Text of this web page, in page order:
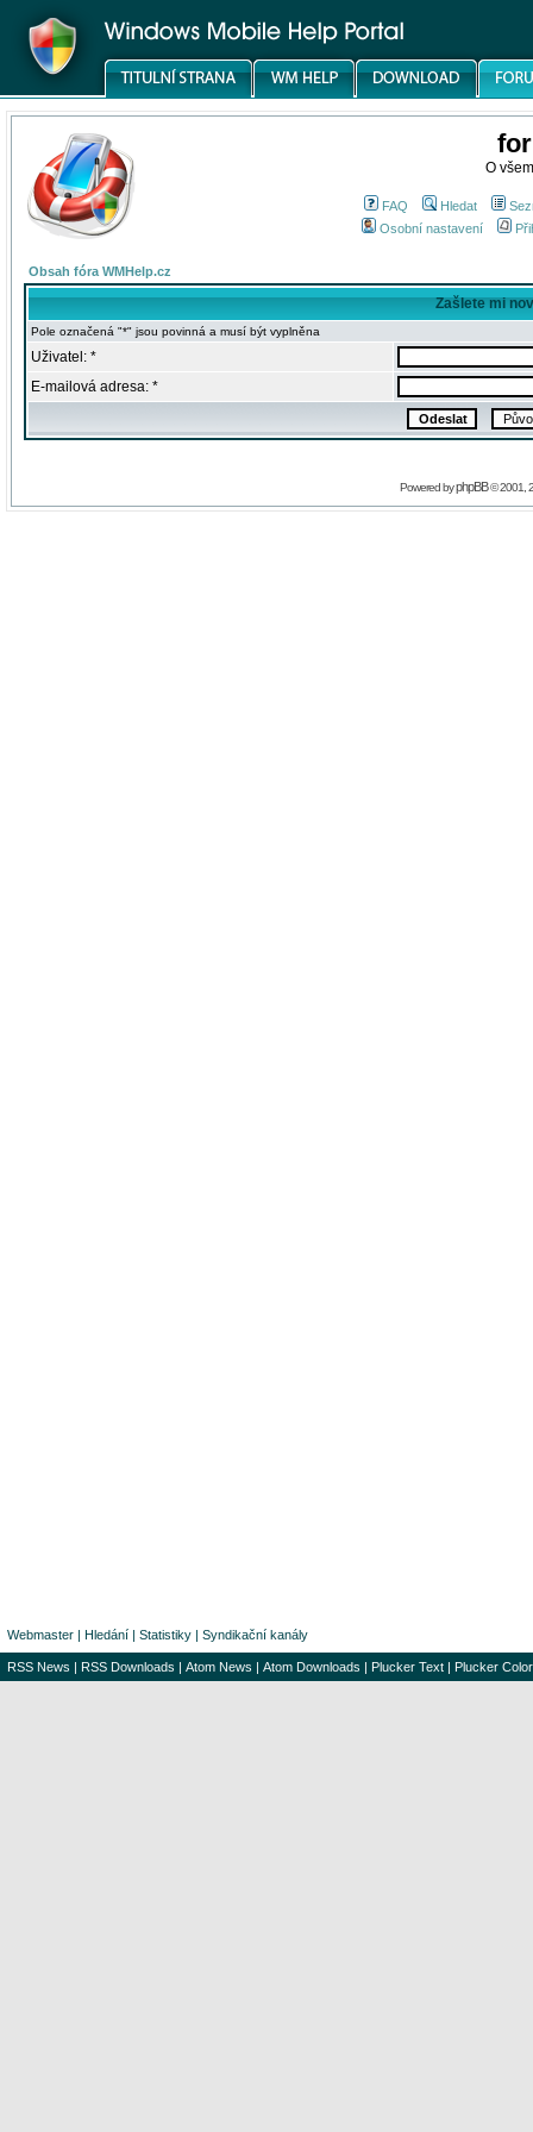
O
FAQ Hledat
Osobní nastavení
Obsah fóra WMHelp.cz
Zašlete mi
Pole označená "*" jsou povinná a musí být vyplněna
Uživatel: *
E-mailová adresa: *
Powered byphpBB© 2001,
Webmaster | Hledání | Statistiky | Syndikační kanály
RSS News | RSS Downloads | Atom News | Atom Downloads | Plucker Text | Plucker Color